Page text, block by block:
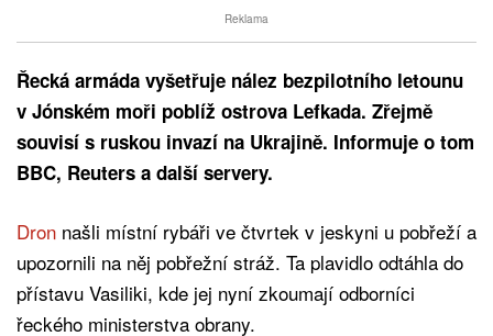
Reklama
Řecká armáda vyšetřuje nález bezpilotního letounu
v Jónském moři poblíž ostrova Lefkada. Zřejmě
souvisí s ruskou invazí na Ukrajině. Informuje o tom
BBC, Reuters a další servery.
Dron našli místní rybáři ve čtvrtek v jeskyni u pobřeží a
upozornili na něj pobřežní stráž. Ta plavidlo odtáhla do
přístavu Vasiliki, kde jej nyní zkoumají odborníci
řeckého ministerstva obrany.